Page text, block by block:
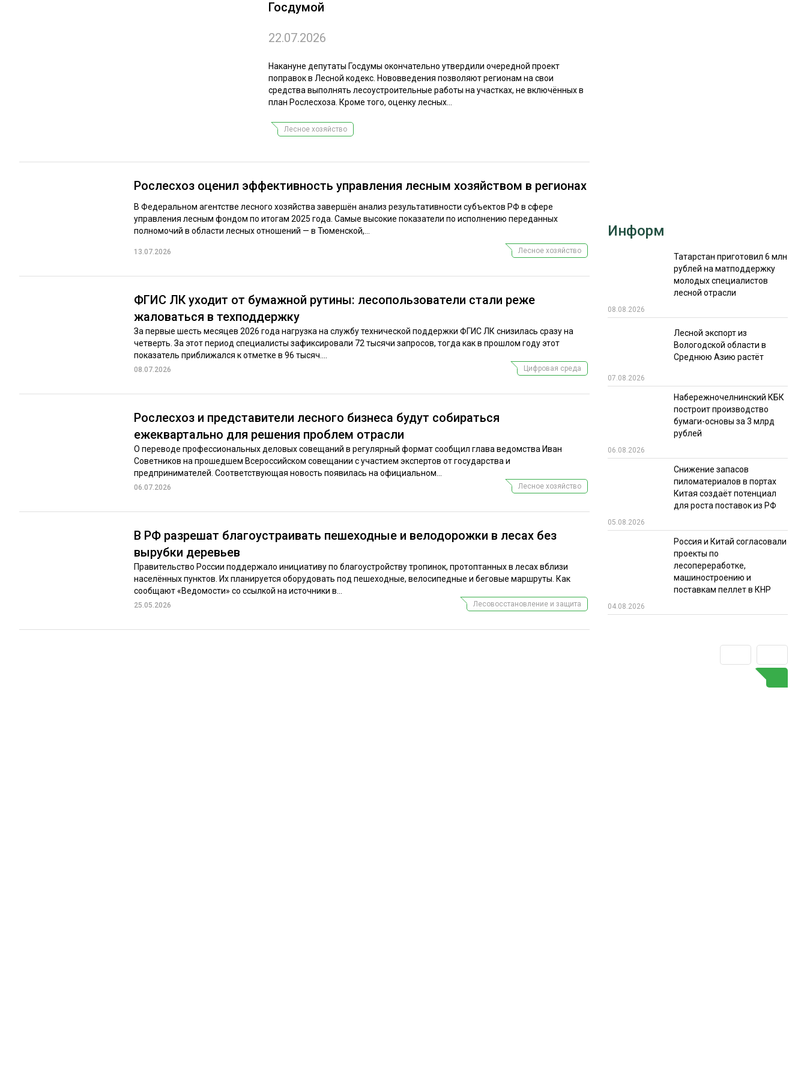
СУШКА ДРЕВЕСИНЫ
Госдумой
22.07.2026
Накануне депутаты Госдумы окончательно утвердили очередной проект
поправок в Лесной кодекс. Нововведения позволяют регионам на свои
средства выполнять лесоустроительные работы на участках, не включённых в
план Рослесхоза. Кроме того, оценку лесных...
Лесное хозяйство
Рослесхоз оценил эффективность управления лесным хозяйством в регионах
В Федеральном агентстве лесного хозяйства завершён анализ результативности субъектов РФ в сфере
управления лесным фондом по итогам 2025 года. Самые высокие показатели по исполнению переданных
полномочий в области лесных отношений — в Тюменской,...
13.07.2026 Лесное хозяйство
ФГИС ЛК уходит от бумажной рутины: лесопользователи стали реже
жаловаться в техподдержку
За первые шесть месяцев 2026 года нагрузка на службу технической поддержки ФГИС ЛК снизилась сразу на
четверть. За этот период специалисты зафиксировали 72 тысячи запросов, тогда как в прошлом году этот
показатель приближался к отметке в 96 тысяч....
08.07.2026 Цифровая среда
Рослесхоз и представители лесного бизнеса будут собираться
ежеквартально для решения проблем отрасли
О переводе профессиональных деловых совещаний в регулярный формат сообщил глава ведомства Иван
Советников на прошедшем Всероссийском совещании с участием экспертов от государства и
предпринимателей. Соответствующая новость появилась на официальном...
06.07.2026 Лесное хозяйство
В РФ разрешат благоустраивать пешеходные и велодорожки в лесах без
вырубки деревьев
Правительство России поддержало инициативу по благоустройству тропинок, протоптанных в лесах вблизи
населённых пунктов. Их планируется оборудовать под пешеходные, велосипедные и беговые маршруты. Как
сообщают «Ведомости» со ссылкой на источники в...
25.05.2026 Лесовосстановление и защита
Информ
Татарстан приготовил 6 млн
рублей на матподдержку
молодых специалистов
лесной отрасли
08.08.2026
Лесной экспорт из
Вологодской области в
Среднюю Азию растёт
07.08.2026
Набережночелнинский КБК
построит производство
бумаги-основы за 3 млрд
рублей
06.08.2026
Снижение запасов
пиломатериалов в портах
Китая создаёт потенциал
для роста поставок из РФ
05.08.2026
Россия и Китай согласовали
проекты по
лесопереработке,
машиностроению и
поставкам пеллет в КНР
04.08.2026